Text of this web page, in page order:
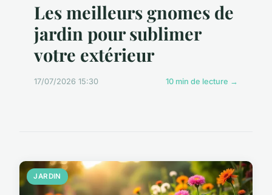
Les meilleurs gnomes de
jardin pour sublimer
votre extérieur
17/07/2026 15:30 10 min de lecture →
JARDIN